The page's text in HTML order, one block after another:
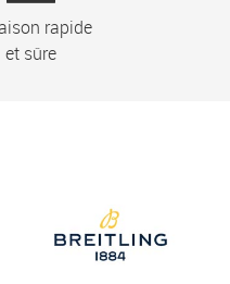
rapide
et sûre